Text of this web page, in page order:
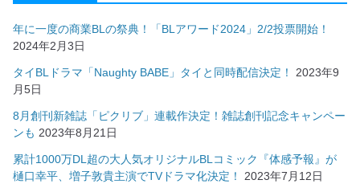
年に一度の商業BLの祭典！「BLアワード2024」2/2投票開始！
2024年2月3日
タイBLドラマ「Naughty BABE」タイと同時配信決定！
2023年9
月5日
8月創刊新雑誌「ピクリブ」連載作決定！雑誌創刊記念キャンペー
ンも 2023年8月21日
累計1000万DL超の大人気オリジナルBLコミック『体感予報』が
樋口幸平、増子敦貴主演でTVドラマ化決定！
2023年7月12日